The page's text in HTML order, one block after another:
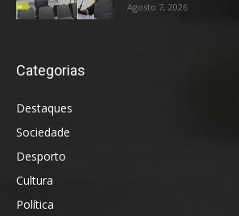
Agosto 7, 2026
Categorias
Destaques
Sociedade
Desporto
Cultura
Política